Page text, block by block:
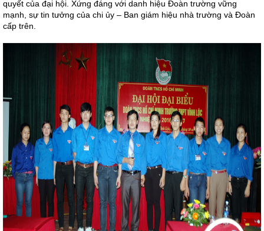
quyết của đại hội. Xứng đáng với danh hiệu Đoàn trường vững
mạnh, sự tin tưởng của chi ủy – Ban giám hiệu nhà trường và Đoàn
cấp trên.